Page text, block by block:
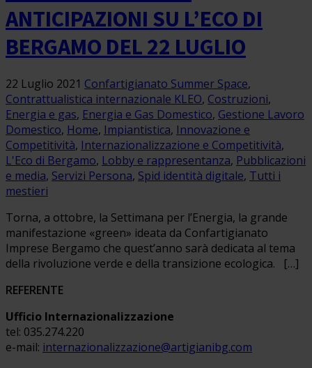
ANTICIPAZIONI SU L’ECO DI
BERGAMO DEL 22 LUGLIO
22 Luglio 2021 Confartigianato Summer Space,
Contrattualistica internazionale KLEO, Costruzioni,
Energia e gas, Energia e Gas Domestico, Gestione Lavoro
Domestico, Home, Impiantistica, Innovazione e
Competitività, Internazionalizzazione e Competitività,
L'Eco di Bergamo, Lobby e rappresentanza, Pubblicazioni
e media, Servizi Persona, Spid identità digitale, Tutti i
mestieri
Torna, a ottobre, la Settimana per l’Energia, la grande
manifestazione «green» ideata da Confartigianato
Imprese Bergamo che quest’anno sarà dedicata al tema
della rivoluzione verde e della transizione ecologica. […]
REFERENTE
Ufficio Internazionalizzazione
tel: 035.274.220
e-mail: internazionalizzazione@artigianibg.com